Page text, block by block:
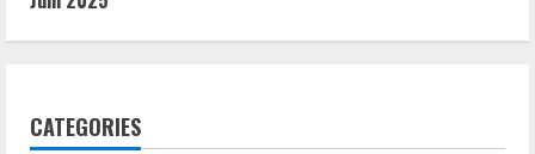
CATEGORIES